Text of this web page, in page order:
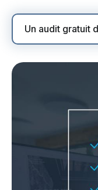
Un audit gratuit